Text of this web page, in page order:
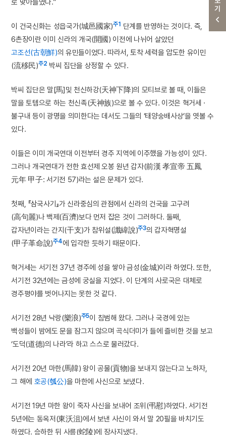
이 건국신화는 성읍국가(城邑國家)주1 단계를 반영하는 것이다. 즉,
6촌장이란 이미 신라의 개국(開國) 이전에 나뉘어 살았던
고조선(古朝鮮)의 유민들이었다. 따라서, 토착 세력을 압도한 유이민
(流移民)주2 박씨 집단을 상정할 수 있다.
박씨 집단은 말[馬]및 천신하강(天神下降)의 모티브로 볼 때, 이들은
말을 토템으로 하는 천신족(天神族)으로 볼 수 있다. 이것은 혁거세 ·
불구내 등이 광명을 의미한다는 데서도 그들의 ‘태양숭배사상’을 엿볼 수
있다.
이들은 이미 개국연대 이전부터 경주 지역에 이주했을 가능성이 있다.
그러나 개국연대가 전한 효선제 오봉 원년 갑자(前漢 孝宣帝 五鳳
元年 甲子: 서기전 57)라는 설은 문제가 있다.
첫째, 『삼국사기』가 신라중심의 관점에서 신라의 건국을 고구려
(高句麗)나 백제(百濟)보다 먼저 잡은 것이 그러하다. 둘째,
갑자년이라는 간지(干支)가 참위설(讖緯說)주3의 갑자혁명설
(甲子革命說)주4에 입각한 듯하기 때문이다.
혁거세는 서기전 37년 경주에 성을 쌓아 금성(金城)이라 하였다. 또한,
서기전 32년에는 금성에 궁실을 지었다. 이 단계의 사로국은 대체로
경주평야를 벗어나지는 못한 것 같다.
서기전 28년 낙랑(樂浪)주5이 침범해 왔다. 그러나 국경에 있는
백성들이 밤에도 문을 잠그지 않으며 곡식더미가 들에 즐비한 것을 보고
‘도덕(道德)의 나라’라 하고 스스로 물러갔다.
서기전 20년 마한(馬韓) 왕이 공물(貢物)을 보내지 않는다고 노하자,
그 해에 호공(瓠公)을 마한에 사신으로 보냈다.
서기전 19년 마한 왕이 죽자 사신을 보내어 조위(弔慰)하였다. 서기전
5년에는 동옥저(東沃沮)에서 보낸 사신이 와서 말 20필을 바치기도
하였다. 승하한 뒤 사릉(蛇陵)에 장사지냈다.